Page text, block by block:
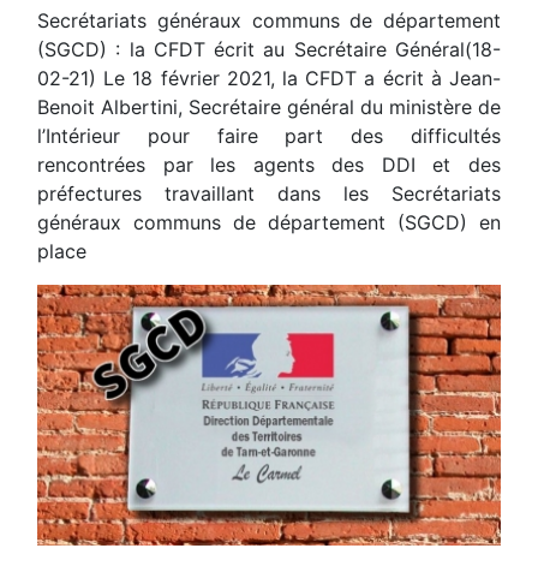
Secrétariats généraux communs de département
(SGCD) : la CFDT écrit au Secrétaire Général(18-
02-21) Le 18 février 2021, la CFDT a écrit à Jean-
Benoit Albertini, Secrétaire général du ministère de
l’Intérieur pour faire part des difficultés
rencontrées par les agents des DDI et des
préfectures travaillant dans les Secrétariats
généraux communs de département (SGCD) en
place